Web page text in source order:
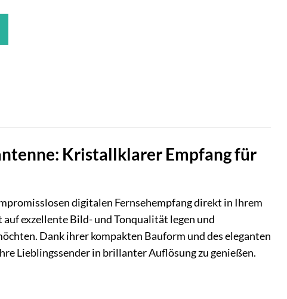
Kristallklarer Empfang für
digitalen Fernsehempfang direkt in Ihrem
exzellente Bild- und Tonqualität legen und
Dank ihrer kompakten Bauform und des eleganten
Lieblingssender in brillanter Auflösung zu genießen.